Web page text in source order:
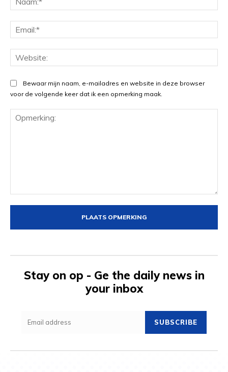
Bewaar mijn naam, e-mailadres en website in deze browser
voor de volgende keer dat ik een opmerking maak.
Stay on op - Ge the daily news in
your inbox
SUBSCRIBE